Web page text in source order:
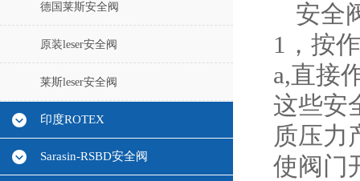
德国莱斯安全阀
原装leser安全阀
莱斯leser安全阀
印度ROTEX
Sarasin-RSBD安全阀
安全
1，按
a,直接
这些安
质压力
使阀门